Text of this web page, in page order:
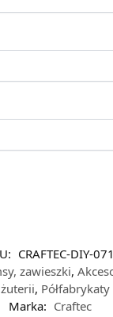
CRAFTEC-DIY-071
zawieszki,
, Półfabrykaty
Marka: Craftec